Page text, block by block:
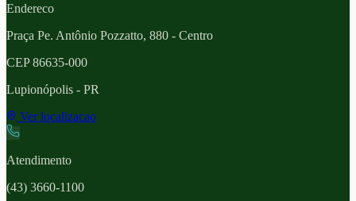
Endereco
Praça Pe. Antônio Pozzatto, 880 - Centro
CEP86635-000
Lupionópolis - PR
Ver localizacao
Atendimento
(43) 3660-1100